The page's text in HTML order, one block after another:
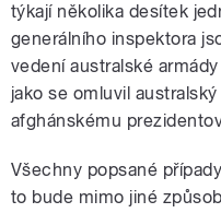
týkají několika desítek
generálního inspektora
vedení australské
jako se omluvil
afghánskému
Všechny popsané
to bude mimo jiné